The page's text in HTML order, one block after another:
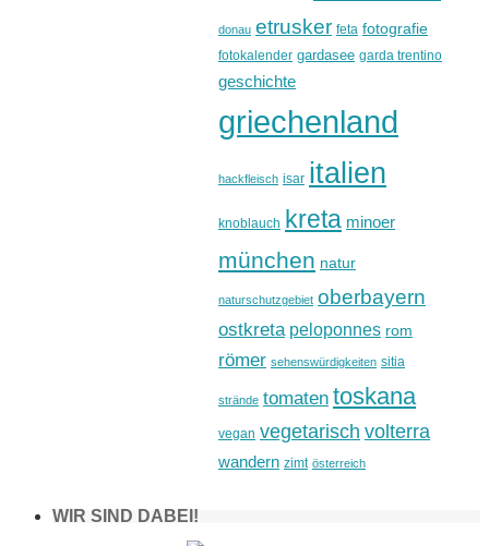
donau etrusker feta fotografie
fotokalender gardasee garda trentino
geschichte
griechenland
hackfleisch isar italien
knoblauch kreta minoer
münchen natur
naturschutzgebiet oberbayern
ostkreta peloponnes rom
römer sehenswürdigkeiten sitia
strände tomaten toskana
vegan vegetarisch volterra
wandern zimt österreich
WIR SIND DABEI!